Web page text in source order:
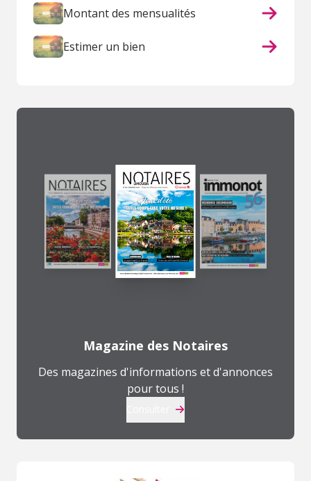
Montant des mensualités
Estimer un bien
Magazine des Notaires
Des magazines d'informations et d'annonces
pour tous !